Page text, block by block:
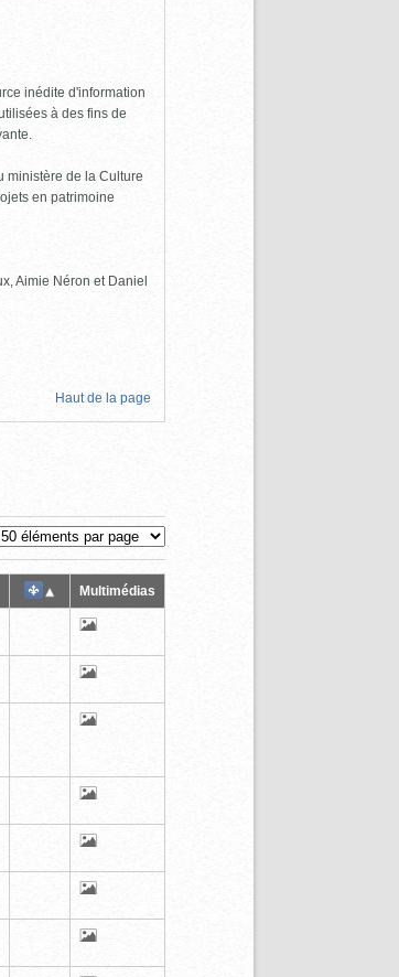
inédite d'information
à des fins de
ministère de la Culture
en patrimoine
Aimie Néron et Daniel
Haut de la page
Multimédias